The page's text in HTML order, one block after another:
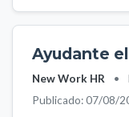
Ayudante
New Work HR •
Publicado: 07/08/